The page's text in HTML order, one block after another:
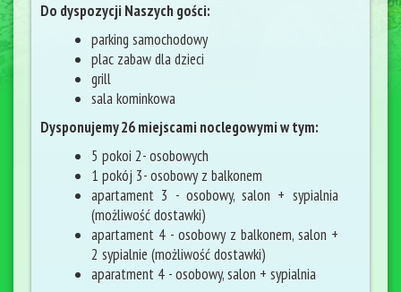
Do dyspozycji Naszych gości:
parking samochodowy
plac zabaw dla dzieci
grill
sala kominkowa
Dysponujemy 26 miejscami noclegowymi w tym:
5 pokoi 2- osobowych
1 pokój 3- osobowy z balkonem
apartament 3 - osobowy, salon + sypialnia
(możliwość dostawki)
apartament 4 - osobowy z balkonem, salon +
2 sypialnie (możliwość dostawki)
aparatment 4 - osobowy, salon + sypialnia